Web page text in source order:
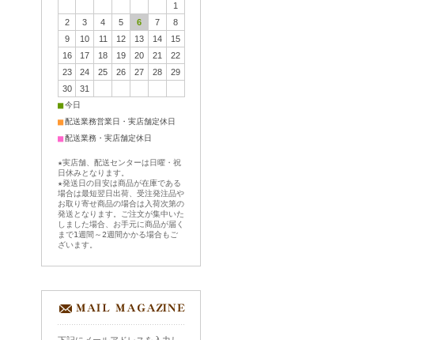
1
2
3 4 5 6 7
8
9
10 11 12 13 14
15
16
17 18 19 20 21
22
23
24 25 26 27 28
29
30
31
■今日
■配送業務営業日・実店舗定休日
■配送業務・実店舗定休日
★実店舗、配送センターは日曜・祝
日休みとなります。
★発送日の目安は商品が在庫である
場合は最短翌日出荷、受注発注品や
お取り寄せ商品の場合は入荷次第の
発送となります。ご注文が集中いた
しました場合、お手元に商品が届く
まで1週間～2週間かかる場合もご
ざいます。